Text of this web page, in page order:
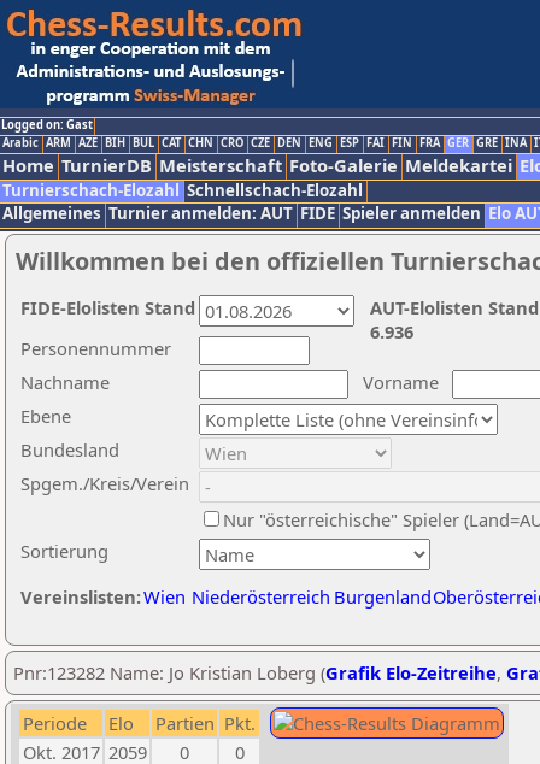
Logged on: Gast
Arabic ARM AZE BIH BUL CAT CHN CRO CZE DEN ENG ESP FAI FIN FRA GER GRE INA
Home TurnierDB Meisterschaft Foto-Galerie Meldekartei
Turnierschach-Elozahl Schnellschach-Elozahl
Allgemeines Turnier anmelden: AUT FIDE Spieler anmelden Elo
Willkommen bei den offiziellen
Nachname
Vorname
Ebene
Sortierung
Personennummer
Bundesland
Spgem./Kreis/Verein
Nur "österreichische" Spieler
Vereinslisten:Wien Niederösterreich Burgenland
AUT-Elolisten
6.936
FIDE-Elolisten Stand
Pnr:123282 Name: Jo Kristian Loberg (Grafik Elo-Zeitreihe,
Periode Elo Partien Pkt.
Okt. 2017 2059 0
0